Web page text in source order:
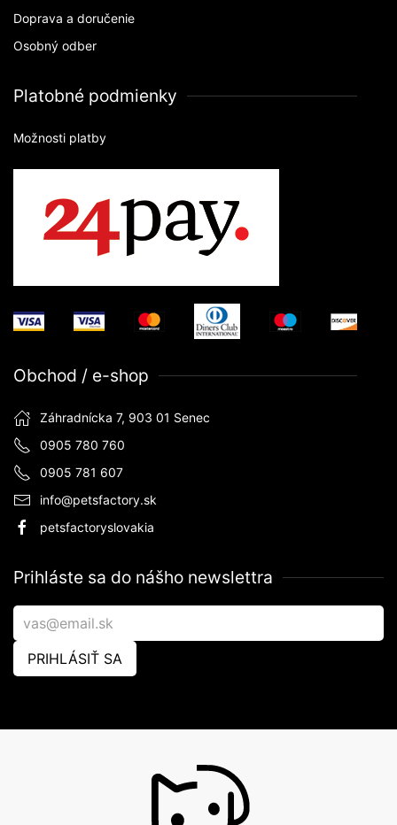
Doprava a doručenie
Osobný odber
Platobné podmienky
Možnosti platby
Obchod / e-shop
Záhradnícka 7, 903 01 Senec
0905 780 760
0905 781 607
info@petsfactory.sk
petsfactoryslovakia
Prihláste sa do nášho newslettra
PRIHLÁSIŤ SA